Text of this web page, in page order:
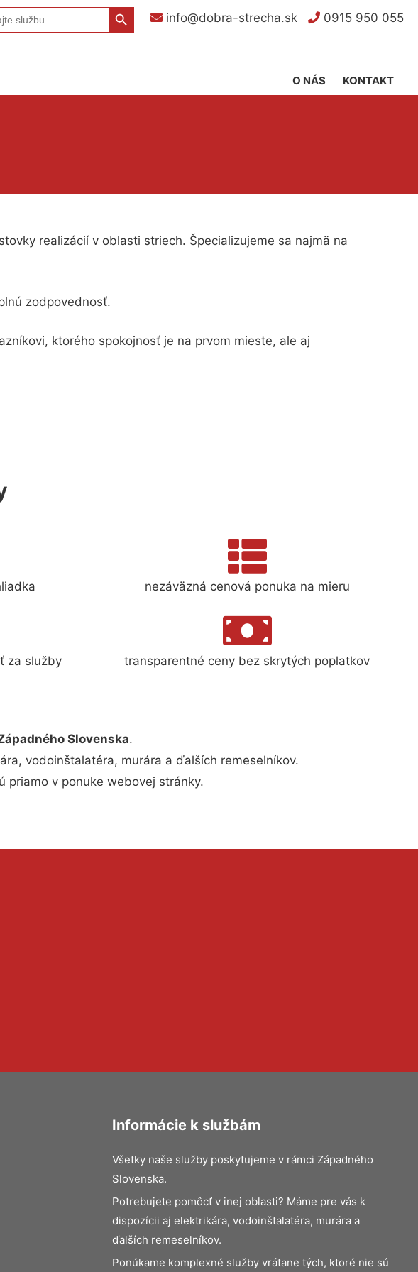
Search Button
info@dobra-strecha.sk
0915 950 055
KONTAKT
O NÁS
realizácií v oblasti striech. Špecializujeme sa najmä na
zodpovednosť.
ktorého spokojnosť je na prvom mieste, ale aj
nezáväzná cenová ponuka na mieru
za služby transparentné ceny bez skrytých poplatkov
Slovenska.
vodoinštalatéra, murára a ďalších remeselníkov.
priamo v ponuke webovej stránky.
Informácie k službám
Všetky naše služby poskytujeme v rámci Západného
Slovenska.
Potrebujete pomôcť v inej oblasti? Máme pre vás k
dispozícii aj elektrikára, vodoinštalatéra, murára a
ďalších remeselníkov.
Ponúkame komplexné služby vrátane tých, ktoré nie sú